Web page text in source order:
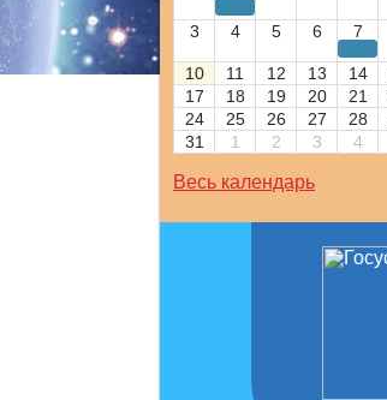
3 4 5 6 7
10 11 12 13 14
17
18 19 20 21
24
25 26 27 28
31
1 2 3 4
Весь календарь